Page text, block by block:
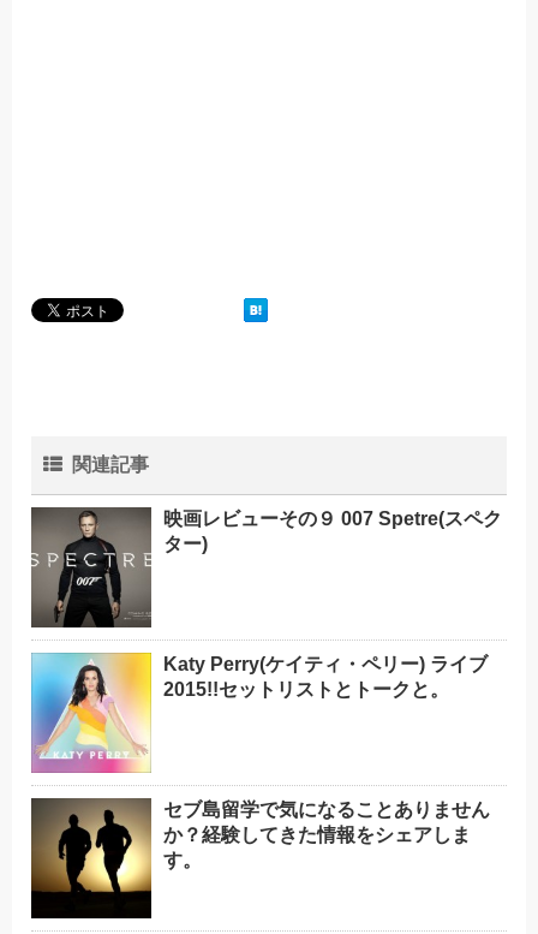
関連記事
映画レビューその９ 007 Spetre(スペク
ター)
Katy Perry(ケイティ・ペリー) ライブ
2015!!セットリストとトークと。
セブ島留学で気になることありません
か？経験してきた情報をシェアしま
す。